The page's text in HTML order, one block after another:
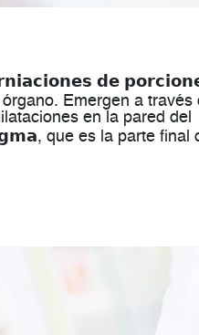
𝗱𝗲
Emergen a través
en la pared del
que es la parte final